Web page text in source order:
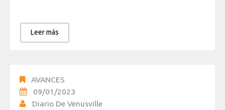
Leer más
AVANCES
09/01/2023
Diario De Venusville